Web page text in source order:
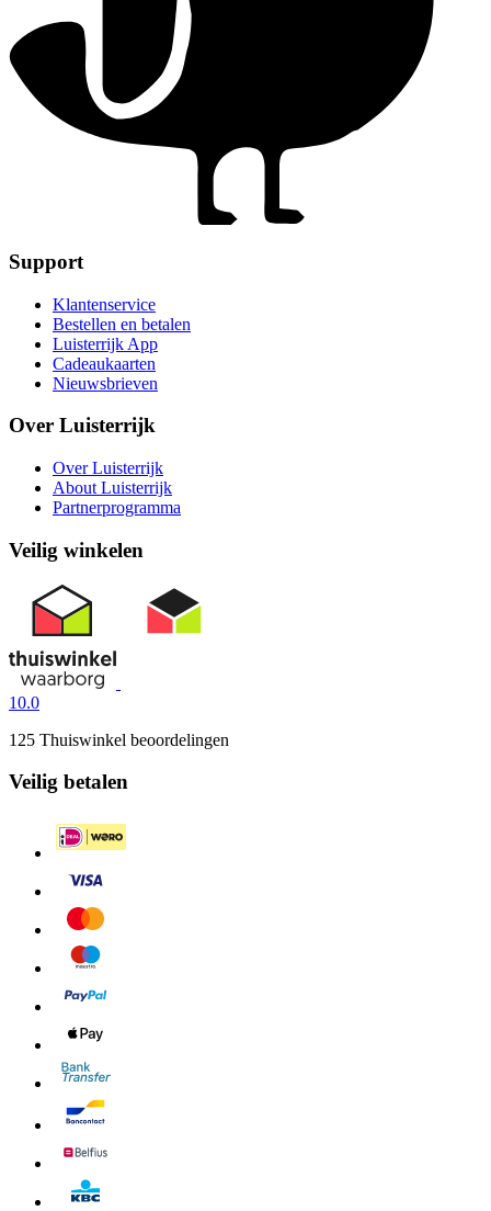
Support
Klantenservice
Bestellen en betalen
Luisterrijk App
Cadeaukaarten
Nieuwsbrieven
Over Luisterrijk
Over Luisterrijk
About Luisterrijk
Partnerprogramma
Veilig winkelen
10.0
125 Thuiswinkel beoordelingen
Veilig betalen